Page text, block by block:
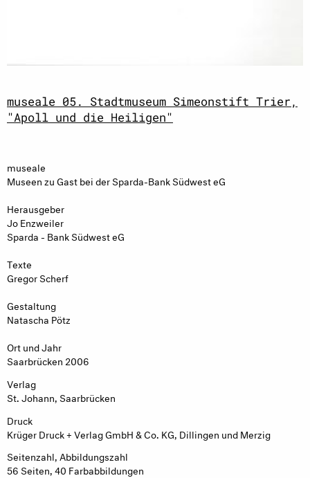
museale 05. Stadtmuseum Simeonstift Trier,
"Apoll und die Heiligen"
museale
Museen zu Gast bei der Sparda-Bank Südwest eG
Herausgeber
Jo Enzweiler
Sparda - Bank Südwest eG
Texte
Gregor Scherf
Gestaltung
Natascha Pötz
Ort und Jahr
Saarbrücken 2006
Verlag
St. Johann, Saarbrücken
Druck
Krüger Druck + Verlag GmbH & Co. KG, Dillingen und Merzig
Seitenzahl, Abbildungszahl
56 Seiten, 40 Farbabbildungen